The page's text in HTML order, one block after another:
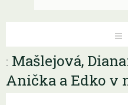
: Mašlejová,
Anička a Edko v